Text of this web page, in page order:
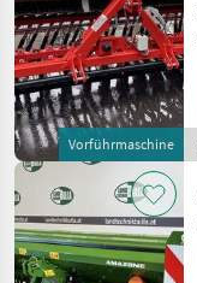
Vorführmaschine